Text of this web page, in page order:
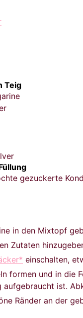
Teig
gezuckerte
in den Mixtopf
Zutaten
einschalten,
formen und in die
aufgebraucht ist.
Ränder an der